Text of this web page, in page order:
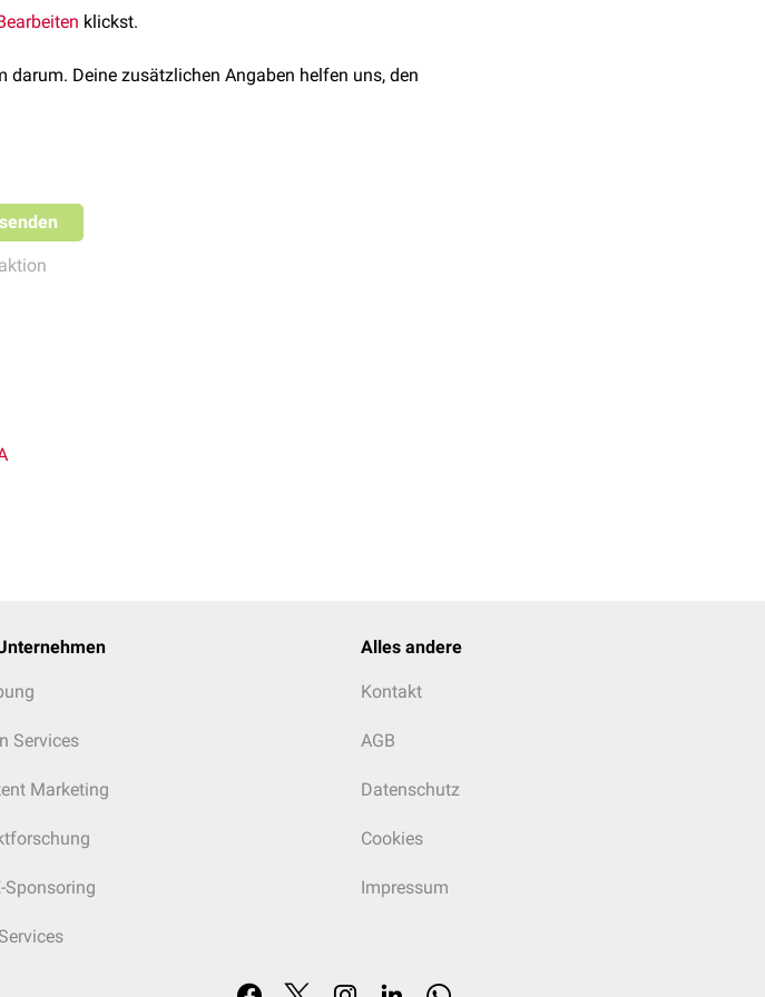
klickst.
Deine zusätzlichen Angaben helfen uns, den
Services
Marketing
Sponsoring
Alles andere
Kontakt
AGB
Datenschutz
Cookies
Impressum